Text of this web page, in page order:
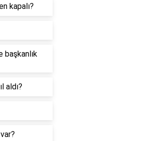
kapalı?
başkanlık
aldı?